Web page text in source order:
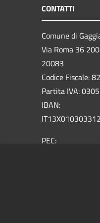
CONTATTI
Comune di
Via Roma 36
20083
Codice Fiscale:
Partita IVA:
IBAN:
PEC: